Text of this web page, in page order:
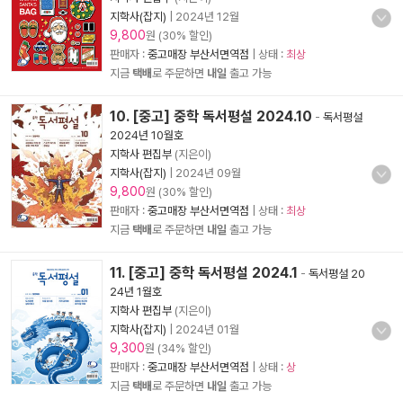
지학사(잡지)
2024년 12월
9,800원 (30% 할인)
판매자 : 중고매장 부산서면역점 | 상태 : 최상
지금 택배로 주문하면 내일 출고 가능
10. [중고] 중학 독서평설 2024.10 - 독서평설
2024년 10월호
지학사 편집부 (지은이)
지학사(잡지)
2024년 09월
9,800원 (30% 할인)
판매자 : 중고매장 부산서면역점 | 상태 : 최상
지금 택배로 주문하면 내일 출고 가능
11. [중고] 중학 독서평설 2024.1 - 독서평설 20
24년 1월호
지학사 편집부 (지은이)
지학사(잡지)
2024년 01월
9,300원 (34% 할인)
판매자 : 중고매장 부산서면역점 | 상태 : 상
지금 택배로 주문하면 내일 출고 가능